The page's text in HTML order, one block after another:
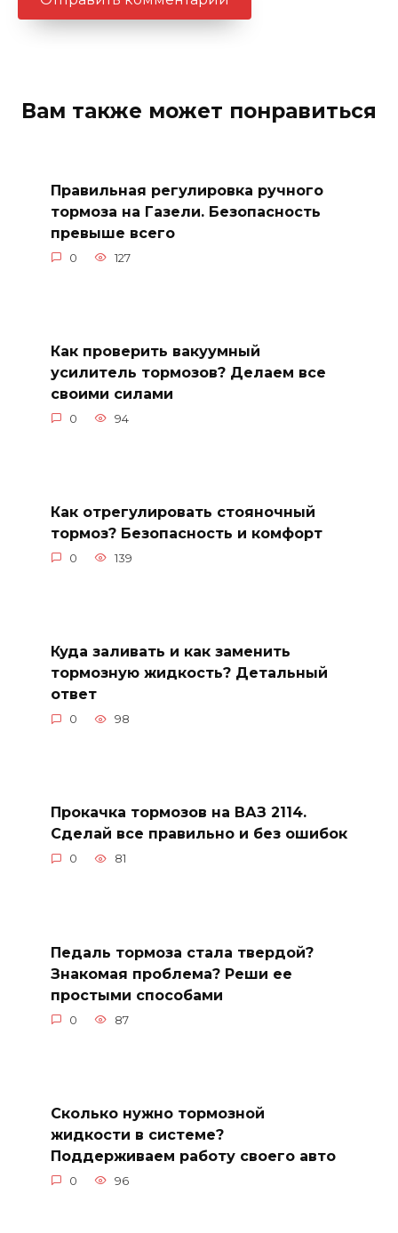
Вам также может понравиться
Правильная регулировка ручного
тормоза на Газели. Безопасность
превыше всего
0 127
Как проверить вакуумный
усилитель тормозов? Делаем все
своими силами
0 94
Как отрегулировать стояночный
тормоз? Безопасность и комфорт
0 139
Куда заливать и как заменить
тормозную жидкость? Детальный
ответ
0 98
Прокачка тормозов на ВАЗ 2114.
Сделай все правильно и без ошибок
0 81
Педаль тормоза стала твердой?
Знакомая проблема? Реши ее
простыми способами
0 87
Сколько нужно тормозной
жидкости в системе?
Поддерживаем работу своего авто
0 96